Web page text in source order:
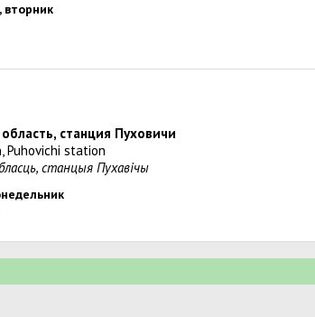
вторник
станция Пуховичи
Puhovichi station
станцыя Пухавічы